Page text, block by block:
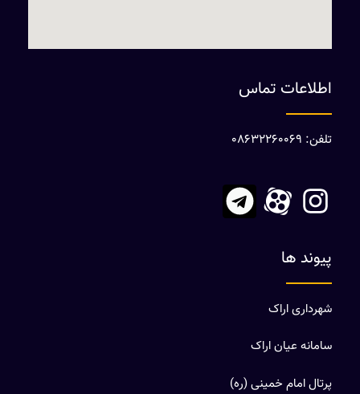
اطلاعات تماس
تلفن: 08632260069
پیوند ها
شهرداری اراک
سامانه عیان اراک
پرتال امام خمینی (ره)